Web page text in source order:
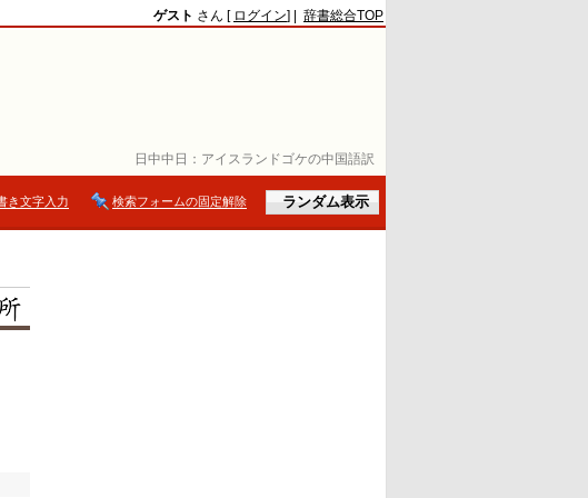
日中中日： アイスランドゴケの中国語訳
ゲスト さん [ ログイン] | 辞書総合TOP
き文字入力 検索フォームの固定解除